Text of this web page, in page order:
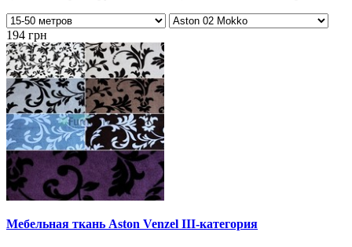
194 грн
Мебельная ткань Aston Venzel III-категория